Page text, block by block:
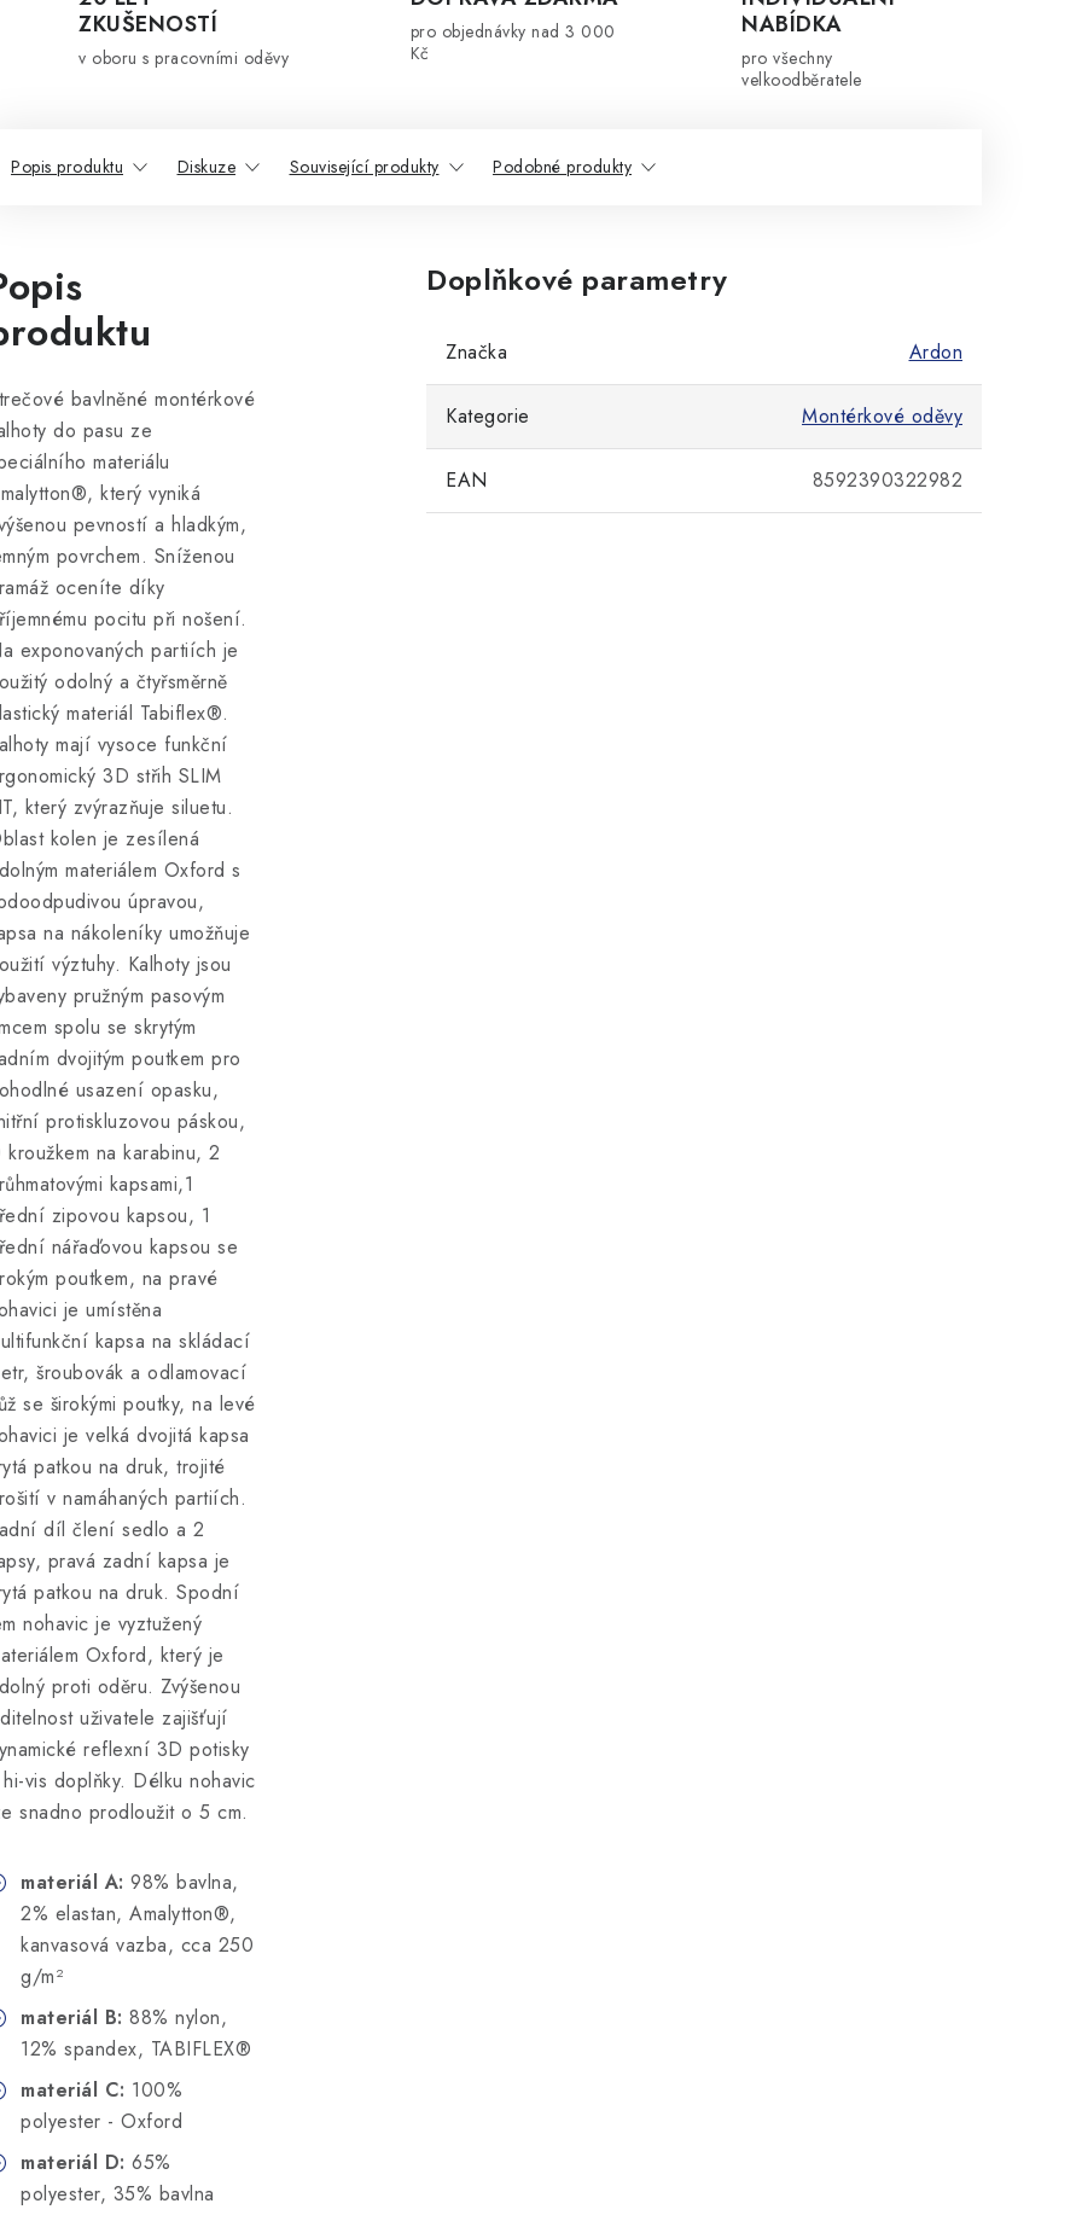
ZKUŠENOSTÍ
v oboru s pracovními oděvy
pro objednávky nad 3 000
Kč
NABÍDKA
pro všechny
velkoodběratele
Popis produktu Diskuze Související produkty Podobné produkty
bavlněné montérkové
do pasu ze
materiálu
který vyniká
pevností a hladkým,
povrchem. Sníženou
oceníte díky
pocitu při nošení.
exponovaných partiích je
odolný a čtyřsměrně
materiál Tabiflex®.
mají vysoce funkční
3D střih SLIM
který zvýrazňuje siluetu.
kolen je zesílená
materiálem Oxford s
úpravou,
na nákoleníky umožňuje
výztuhy. Kalhoty jsou
pružným pasovým
spolu se skrytým
dvojitým poutkem pro
usazení opasku,
protiskluzovou páskou,
kroužkem na karabinu, 2
kapsami,1
zipovou kapsou, 1
nářaďovou kapsou se
poutkem, na pravé
je umístěna
kapsa na skládací
šroubovák a odlamovací
se širokými poutky, na levé
je velká dvojitá kapsa
patkou na druk, trojité
v namáhaných partiích.
díl člení sedlo a 2
pravá zadní kapsa je
patkou na druk. Spodní
nohavic je vyztužený
Oxford, který je
proti oděru. Zvýšenou
uživatele zajišťují
reflexní 3D potisky
vis doplňky. Délku nohavic
snadno prodloužit o 5 cm.
materiál A: 98% bavlna,
2% elastan, Amalytton®,
kanvasová vazba, cca 250
g/m²
materiál B: 88% nylon,
12% spandex, TABIFLEX®
materiál C: 100%
polyester - Oxford
materiál D: 65%
polyester, 35% bavlna
Doplňkové parametry
Značka Ardon
Kategorie Montérkové oděvy
EAN 8592390322982